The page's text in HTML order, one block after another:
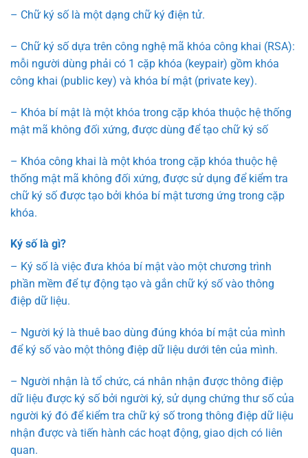
– Chữ ký số là một dạng chữ ký điện tử.
– Chữ ký số dựa trên công nghệ mã khóa công khai (RSA):
mỗi người dùng phải có 1 cặp khóa (keypair) gồm khóa
công khai (public key) và khóa bí mật (private key).
– Khóa bí mật là một khóa trong cặp khóa thuộc hệ thống
mật mã không đối xứng, được dùng để tạo chữ ký số
– Khóa công khai là một khóa trong cặp khóa thuộc hệ
thống mật mã không đối xứng, được sử dụng để kiểm tra
chữ ký số được tạo bởi khóa bí mật tương ứng trong cặp
khóa.
Ký số là gì?
– Ký số là việc đưa khóa bí mật vào một chương trình
phần mềm để tự động tạo và gắn chữ ký số vào thông
điệp dữ liệu.
– Người ký là thuê bao dùng đúng khóa bí mật của mình
để ký số vào một thông điệp dữ liệu dưới tên của mình.
– Người nhận là tổ chức, cá nhân nhận được thông điệp
dữ liệu được ký số bởi người ký, sử dụng chứng thư số của
người ký đó để kiểm tra chữ ký số trong thông điệp dữ liệu
nhận được và tiến hành các hoạt động, giao dịch có liên
quan.